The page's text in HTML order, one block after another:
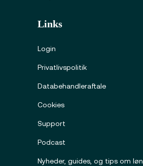
Links
Login
Privatlivspolitik
Databehandleraftale
Cookies
Support
Podcast
Nyheder, guides, og tips om løn